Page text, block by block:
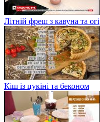
Літній фреш з кавуна та
Кіш із цукіні та беконом